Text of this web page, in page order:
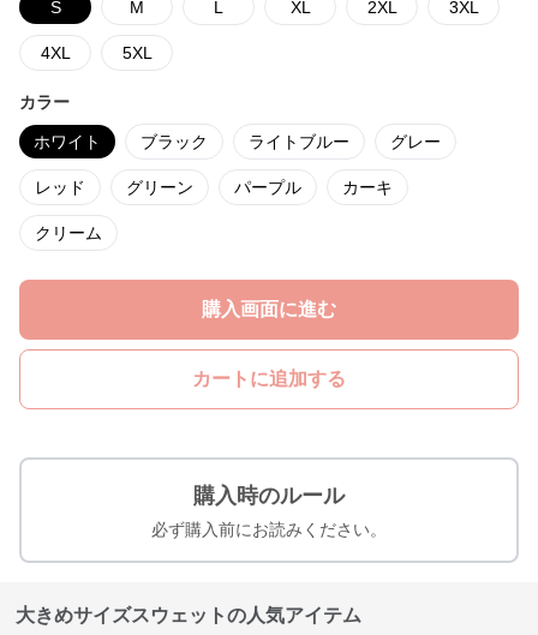
S M L XL 2XL 3XL
4XL 5XL
カラー
ホワイト ブラック ライトブルー グレー
レッド グリーン パープル カーキ
クリーム
購入画面に進む
カートに追加する
購入時のルール
必ず購入前にお読みください。
大きめサイズスウェットの人気アイテム